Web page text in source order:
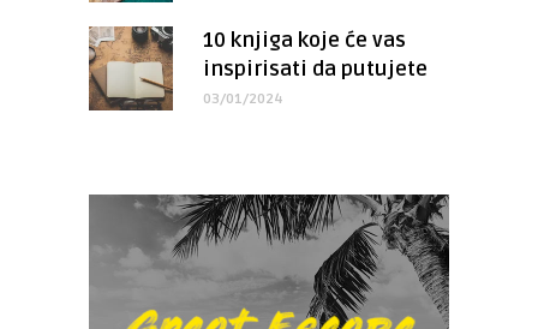
10 knjiga koje će vas
inspirisati da putujete
03/01/2024